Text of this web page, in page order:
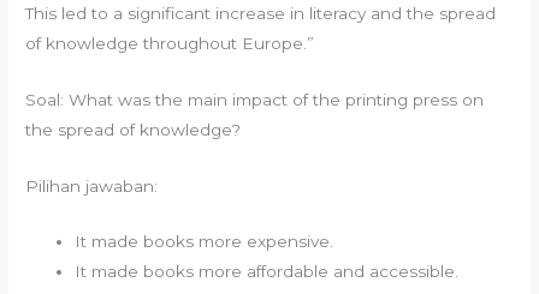
This led to a significant increase in literacy and the spread
of knowledge throughout Europe.”
Soal: What was the main impact of the printing press on
the spread of knowledge?
Pilihan jawaban:
It made books more expensive.
It made books more affordable and accessible.